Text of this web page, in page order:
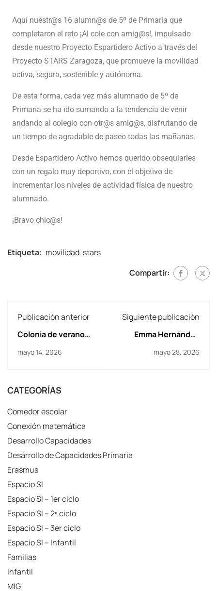
Aquí nuestr@s 16 alumn@s de 5º de Primaria que
completaron el reto ¡Al cole con amig@s!, impulsado
desde nuestro Proyecto Espartidero Activo a través del
Proyecto STARS Zaragoza, que promueve la movilidad
activa, segura, sostenible y autónoma.
De esta forma, cada vez más alumnado de 5º de
Primaria se ha ido sumando a la tendencia de venir
andando al colegio con otr@s amig@s, disfrutando de
un tiempo de agradable de paseo todas las mañanas.
Desde Espartidero Activo hemos querido obsequiarles
con un regalo muy deportivo, con el objetivo de
incrementar los niveles de actividad física de nuestro
alumnado.
¡Bravo chic@s!
Etiqueta: movilidad, stars
Compartir:
Publicación anterior
Colonia de verano
mayo 14, 2026
Siguiente publicación
Emma Hernández
España de karate
mayo 28, 2026
CATEGORÍAS
Comedor escolar
Conexión matemática
Desarrollo Capacidades
Desarrollo de Capacidades Primaria
Erasmus
Espacio SI
Espacio SI – 1er ciclo
Espacio SI – 2º ciclo
Espacio SI – 3er ciclo
Espacio SI – Infantil
Familias
Infantil
MIG